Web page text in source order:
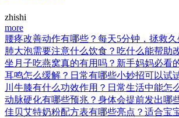
zhishi
more
腰疼改善动作有哪些？每天5分钟，拯救久
肺大泡需要注意什么饮食？吃什么能帮助
坐月子吃燕窝真的有用吗？新手妈妈必看
耳鸣怎么缓解？日常有哪些小妙招可以试
川牛膝有什么功效作用？日常生活中能怎
动脉硬化有哪些预兆？身体会提前发出哪
佳贝艾特奶粉配方表有哪些亮点？适合宝